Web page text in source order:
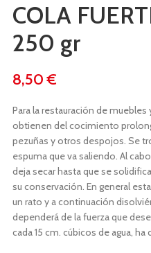
COLA
250 gr
€
Para la restauración de
obtienen del cocimiento
pezuñas y otros despojos. Se
espuma que va saliendo. Al
deja secar hasta que se
su conservación. En general
un rato y a continuación
dependerá de la fuerza que
cada 15 cm. cúbicos de agua,